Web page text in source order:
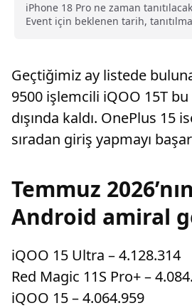
iPhone 18 Pro ne zaman
Event için beklenen tarih,
Geçtiğimiz ay listede
9500 işlemcili iQOO 15T bu
dışında kaldı. OnePlus 15
sıradan giriş yapmayı
Temmuz
Android amiral
iQOO 15 Ultra – 4.128.314
Red Magic 11S Pro+ –
iQOO 15 – 4.064.959